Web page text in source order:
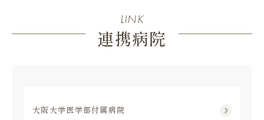
LINK
連携病院
大阪大学医学部付属病院